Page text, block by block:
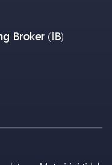
Broker (IB)